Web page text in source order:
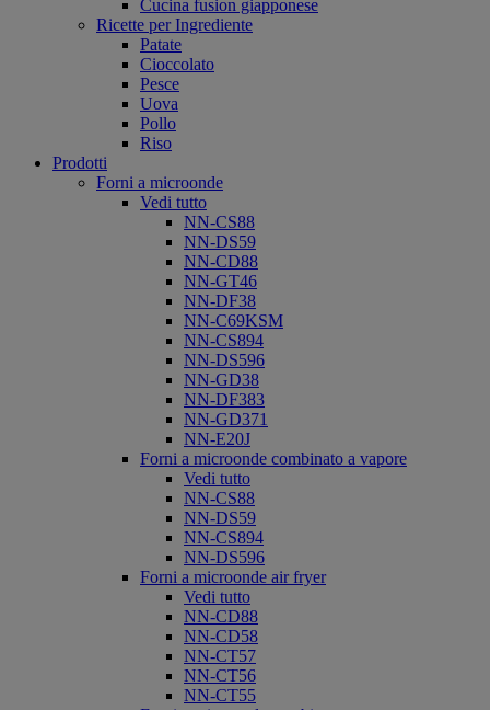
Cucina fusion giapponese
Ricette per Ingrediente
Patate
Cioccolato
Pesce
Uova
Pollo
Riso
Prodotti
Forni a microonde
Vedi tutto
NN-CS88
NN-DS59
NN-CD88
NN-GT46
NN-DF38
NN-C69KSM
NN-CS894
NN-DS596
NN-GD38
NN-DF383
NN-GD371
NN-E20J
Forni a microonde combinato a vapore
Vedi tutto
NN-CS88
NN-DS59
NN-CS894
NN-DS596
Forni a microonde air fryer
Vedi tutto
NN-CD88
NN-CD58
NN-CT57
NN-CT56
NN-CT55